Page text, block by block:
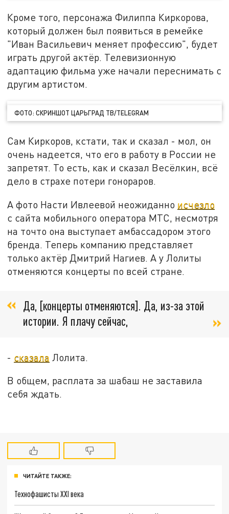
Кроме того, персонажа Филиппа Киркорова,
который должен был появиться в ремейке
"Иван Васильевич меняет профессию", будет
играть другой актёр. Телевизионную
адаптацию фильма уже начали переснимать с
другим артистом.
ФОТО: СКРИНШОТ ЦАРЬГРАД ТВ/TELEGRAM
Сам Киркоров, кстати, так и сказал - мол, он
очень надеется, что его в работу в России не
запретят. То есть, как и сказал Весёлкин, всё
дело в страхе потери гонораров.
А фото Насти Ивлеевой неожиданно исчезло
с сайта мобильного оператора МТС, несмотря
на точто она выступает амбассадором этого
бренда. Теперь компанию представляет
только актёр Дмитрий Нагиев. А у Лолиты
отменяются концерты по всей стране.
Да, [концерты отменяются]. Да, из-за этой
истории. Я плачу сейчас,
- сказала Лолита.
В общем, расплата за шабаш не заставила
себя ждать.
ЧИТАЙТЕ ТАКЖЕ:
Технофашисты XXI века